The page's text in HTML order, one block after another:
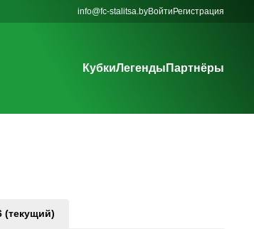
info@fc-stalitsa.byВойти Регистрация
КубкиЛегенды Партнёры
(текущий)